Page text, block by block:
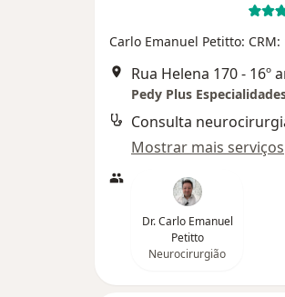
Carlo Emanuel Petitto: CRM:
Rua Helena 170 - 16º
Pedy Plus
Consulta
Mostrar mais serviços
Dr. Carlo Emanuel
Petitto
Neurocirurgião